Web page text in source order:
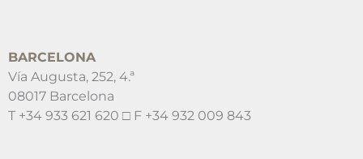
BARCELONA
Vía Augusta, 252, 4.ª
08017 Barcelona
T +34 933 621 620 □ F +34 932 009 843